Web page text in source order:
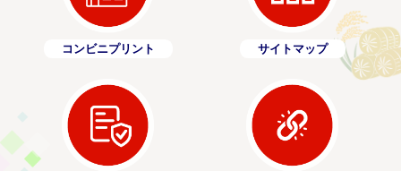
コンビニプリント サイトマップ